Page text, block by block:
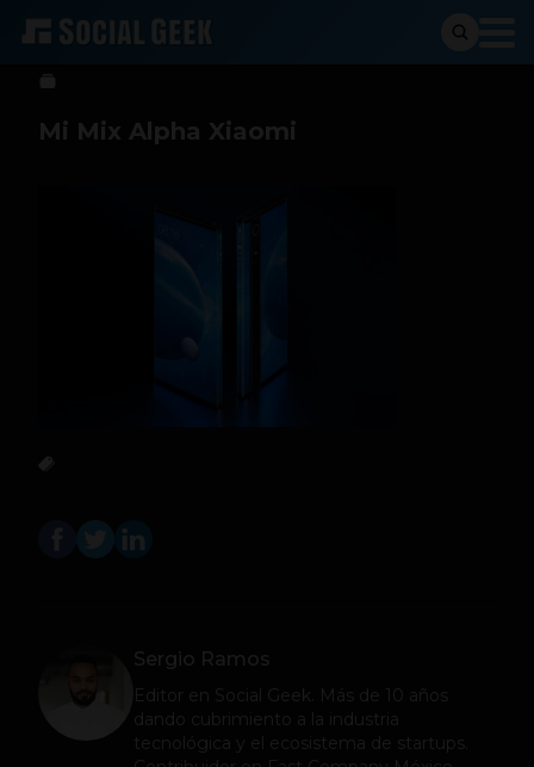
Sergio Ramos 24 de septiembre de 2019
Mi Mix Alpha Xiaomi
Sergio Ramos
Editor en Social Geek
. Más de 10 años
dando cubrimiento a la industria
tecnológica y el ecosistema de startups.